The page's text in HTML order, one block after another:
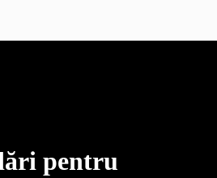
pentru